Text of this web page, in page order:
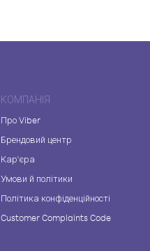
КОМПАНІЯ
Про Viber
Брендовий центр
Кар'єра
Умови й політики
Політика конфіденційності
Customer Complaints Code